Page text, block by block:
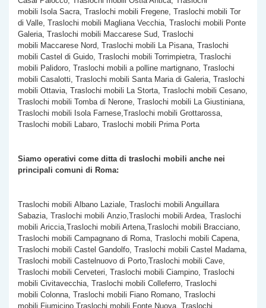
mobili Isola Sacra, Traslochi mobili Fregene, Traslochi mobili Tor
di Valle, Traslochi mobili Magliana Vecchia, Traslochi mobili Ponte
Galeria, Traslochi mobili Maccarese Sud, Traslochi
mobili Maccarese Nord, Traslochi mobili La Pisana, Traslochi
mobili Castel di Guido, Traslochi mobili Torrimpietra, Traslochi
mobili Palidoro, Traslochi mobili a polline martignano, Traslochi
mobili Casalotti, Traslochi mobili Santa Maria di Galeria, Traslochi
mobili Ottavia, Traslochi mobili La Storta, Traslochi mobili Cesano,
Traslochi mobili Tomba di Nerone, Traslochi mobili La Giustiniana,
Traslochi mobili Isola Farnese,Traslochi mobili Grottarossa,
Traslochi mobili Labaro, Traslochi mobili Prima Porta
Siamo operativi come ditta di traslochi mobili anche nei
principali comuni di Roma:
Traslochi mobili Albano Laziale, Traslochi mobili Anguillara
Sabazia, Traslochi mobili Anzio,Traslochi mobili Ardea, Traslochi
mobili Ariccia,Traslochi mobili Artena,Traslochi mobili Bracciano,
Traslochi mobili Campagnano di Roma, Traslochi mobili Capena,
Traslochi mobili Castel Gandolfo, Traslochi mobili Castel Madama,
Traslochi mobili Castelnuovo di Porto,Traslochi mobili Cave,
Traslochi mobili Cerveteri, Traslochi mobili Ciampino, Traslochi
mobili Civitavecchia, Traslochi mobili Colleferro, Traslochi
mobili Colonna, Traslochi mobili Fiano Romano, Traslochi
mobili Fiumicino,Traslochi mobili Fonte Nuova, Traslochi